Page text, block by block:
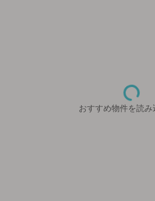
おすすめ物件を読み